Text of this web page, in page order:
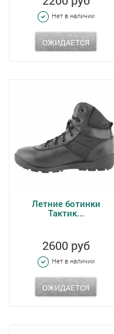
Нет в наличии
ОЖИДАЕТСЯ
Летние ботинки
Тактик...
2600 руб
Нет в наличии
ОЖИДАЕТСЯ